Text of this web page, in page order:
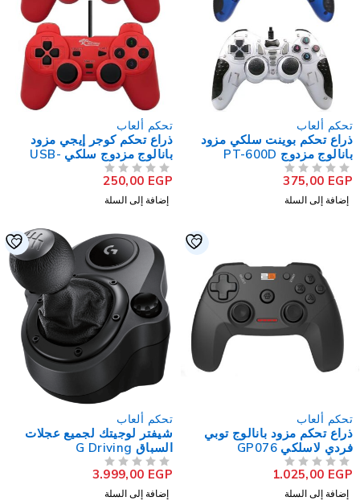
تحكم ألعاب
ذراع تحكم بوينت سلكي مزود
بانالوج مزدوج PT-600D
375,00EGP
إضافة إلى السلة
تحكم ألعاب
ذراع تحكم كوجر إيجي مزود
بانالوج مزدوج سلكي USB-
2082
250,00EGP
إضافة إلى السلة
تحكم ألعاب
ذراع تحكم مزود بانالوج توبي
فردي لاسلكي GP076
1.025,00EGP
إضافة إلى السلة
تحكم ألعاب
شيفتر لوجيتك لجميع عجلات
السباق G Driving
3.999,00EGP
إضافة إلى السلة